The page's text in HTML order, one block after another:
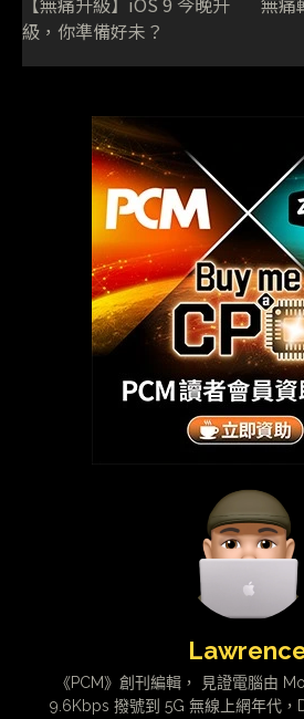
級，你準備好未？
《PCM》創刊編輯， 見證電腦由
9.6Kbps 撥號到 5G 無線上網年代，